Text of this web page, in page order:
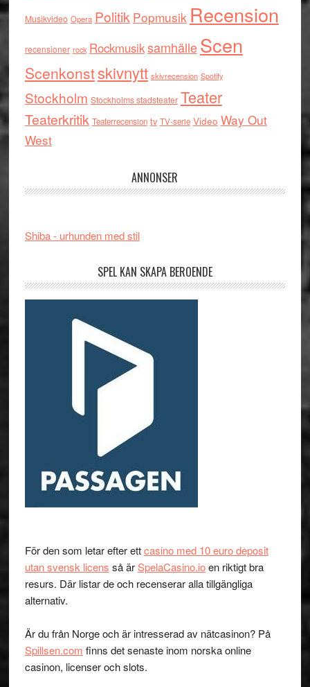
Musikvideo Opera Politik Popmusik Recension
recensioner rock RockmusiksamhälleScen
Scenkonstskivnytt skivrecension Spotify
Stockholm Stockholms stadsteater Teater
Teaterkritik Teaterrecension tv TV-serie Video Way Out
West
ANNONSER
Shiba - urhunden med stil
SPEL KAN SKAPA BEROENDE
För den som letar efter ettcasino med 10 euro deposit
utan svensk licens så ärSpelaCasino.ioen riktigt bra
resurs. Där listar de och recenserar alla tillgängliga
alternativ.
Är du från Norge och är intresserad av nätcasinon? På
Spillsen.com finns det senaste inom norska online
casinon, licenser och slots.